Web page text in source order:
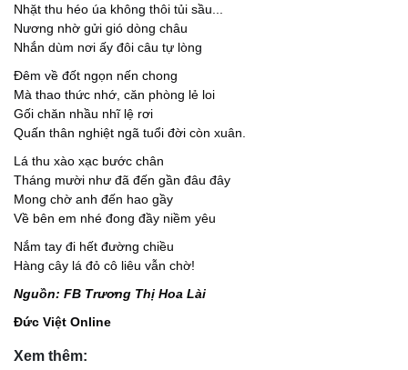
Nhặt thu héo úa không thôi tủi sầu...
Nương nhờ gửi gió dòng châu
Nhắn dùm nơi ấy đôi câu tự lòng
Đêm về đốt ngọn nến chong
Mà thao thức nhớ, căn phòng lẻ loi
Gối chăn nhầu nhĩ lệ rơi
Quấn thân nghiệt ngã tuổi đời còn xuân.
Lá thu xào xạc bước chân
Tháng mười như đã đến gần đâu đây
Mong chờ anh đến hao gầy
Về bên em nhé đong đầy niềm yêu
Nắm tay đi hết đường chiều
Hàng cây lá đỏ cô liêu vẫn chờ!
Nguồn: FB Trương Thị Hoa Lài
Đức Việt Online
Xem thêm: